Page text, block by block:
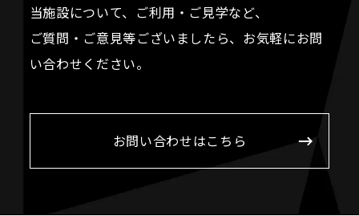
当施設について、ご利用・ご見学など、
ご質問・ご意見等ございましたら、お気軽にお問
い合わせください。
お問い合わせはこちら